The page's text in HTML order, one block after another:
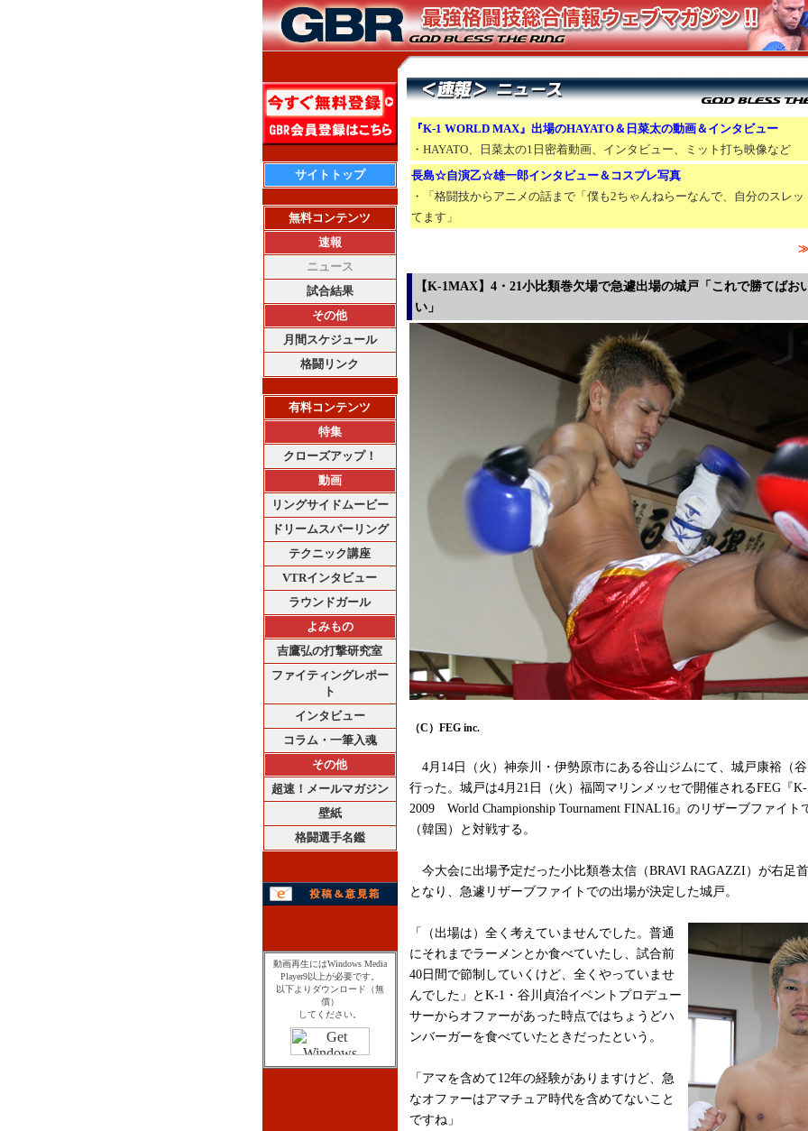
サイトトップ
無料コンテンツ
速報
ニュース
試合結果
その他
月間スケジュール
格闘リンク
有料コンテンツ
特集
クローズアップ！
動画
リングサイドムービー
ドリームスパーリング
テクニック講座
VTRインタビュー
ラウンドガール
よみもの
吉鷹弘の打撃研究室
ファイティングレポー
ト
インタビュー
コラム・一筆入魂
その他
超速！メールマガジン
壁紙
格闘選手名鑑
動画再生にはWindows Media
Player9以上が必要です。
以下よりダウンロード（無
償）
してください。
『K-1 WORLD MAX』出場のHAYATO＆日菜太の動画＆インタビュー
・HAYATO、日菜太の1日密着動画、インタビュー、ミット打ち映像など
長島☆自演乙☆雄一郎インタビュー＆コスプレ写真
・「格闘技からアニメの話まで「僕も2ちゃんねらーなんで、自分のスレ
てます」
≫
【K-1MAX】4・21小比類巻欠場で急遽出場の城戸「これで勝てばお
い」
（C）FEG inc.
4月14日（火）神奈川・伊勢原市にある谷山ジムにて、城戸康裕（
行った。城戸は4月21日（火）福岡マリンメッセで開催されるFEG『
2009 World Championship Tournament FINAL16』のリザーブファイト
（韓国）と対戦する。
今大会に出場予定だった小比類巻太信（BRAVI RAGAZZI）が右足
となり、急遽リザーブファイトでの出場が決定した城戸。
「（出場は）全く考えていませんでした。普通
にそれまでラーメンとか食べていたし、試合前
40日間で節制していくけど、全くやっていませ
んでした」とK-1・谷川貞治イベントプロデュー
サーからオファーがあった時点ではちょうどハ
ンバーガーを食べていたときだったという。
「アマを含めて12年の経験がありますけど、急
なオファーはアマチュア時代を含めてないこと
ですね」